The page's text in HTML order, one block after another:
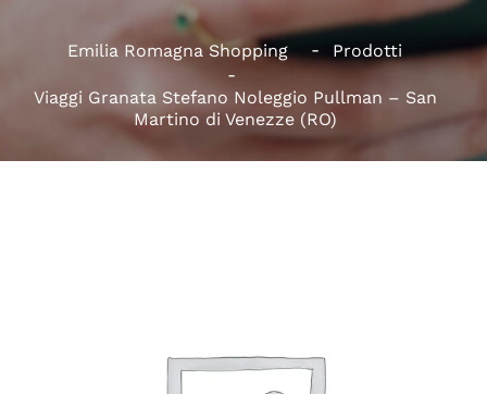
Emilia Romagna Shopping Prodotti
Viaggi Granata Stefano Noleggio Pullman – San
Martino di Venezze (RO)